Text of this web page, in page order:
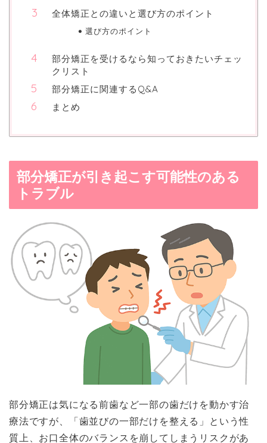
全体矯正との違いと選び方のポイント
選び方のポイント
部分矯正を受けるなら知っておきたいチェッ
クリスト
部分矯正に関連するQ&A
まとめ
部分矯正が引き起こす可能性のある
トラブル
部分矯正は気になる前歯など一部の歯だけを動かす治
療法ですが、「歯並びの一部だけを整える」という性
質上、お口全体のバランスを崩してしまうリスクがあ